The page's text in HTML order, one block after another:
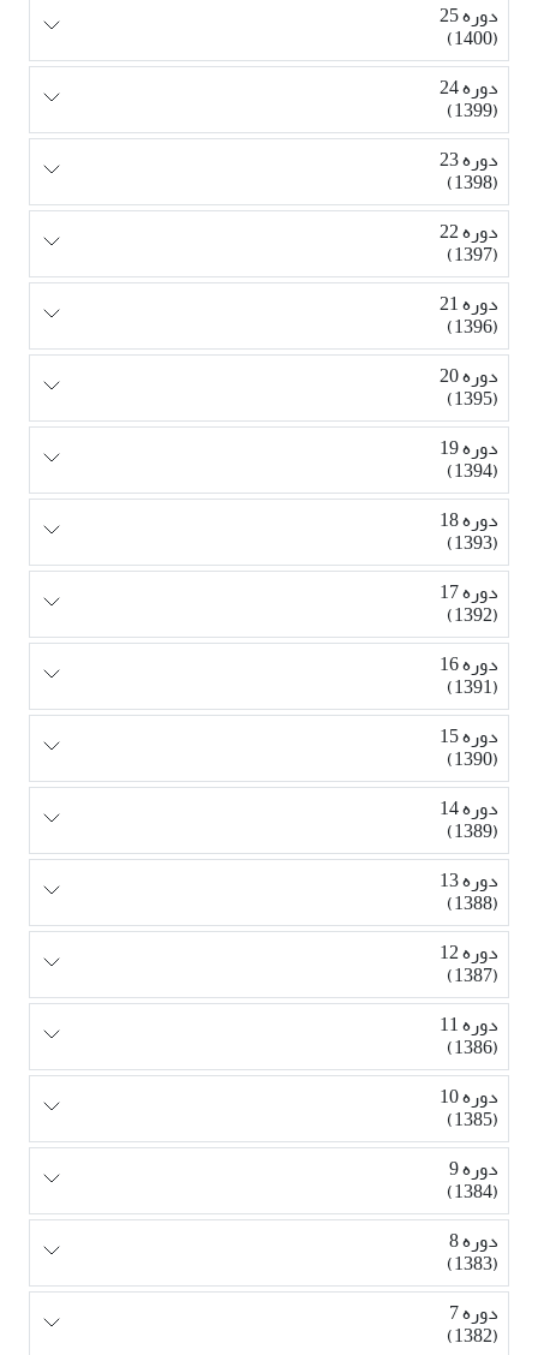
دوره 25
(1400)
دوره 24
(1399)
دوره 23
(1398)
دوره 22
(1397)
دوره 21
(1396)
دوره 20
(1395)
دوره 19
(1394)
دوره 18
(1393)
دوره 17
(1392)
دوره 16
(1391)
دوره 15
(1390)
دوره 14
(1389)
دوره 13
(1388)
دوره 12
(1387)
دوره 11
(1386)
دوره 10
(1385)
دوره 9
(1384)
دوره 8
(1383)
دوره 7
(1382)